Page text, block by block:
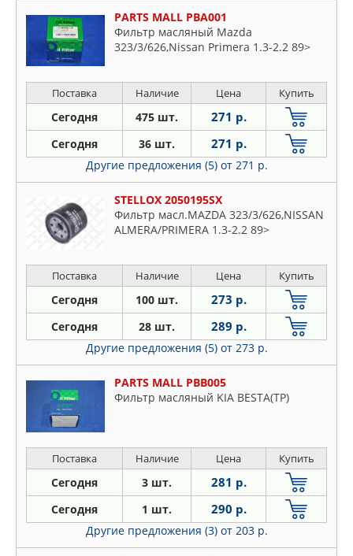
PARTS MALL PBA001
Фильтр масляный Mazda
323/3/626,Nissan Primera 1.3-2.2 89>
Поставка Наличие Цена Купить
Сегодня 475 шт. 271 р.
Сегодня 36 шт. 271 р.
Другие предложения (5) от 271 р.
STELLOX 2050195SX
Фильтр масл.MAZDA 323/3/626,NISSAN
ALMERA/PRIMERA 1.3-2.2 89>
Поставка Наличие Цена Купить
Сегодня 100 шт. 273 р.
Сегодня 28 шт. 289 р.
Другие предложения (5) от 273 р.
PARTS MALL PBB005
Фильтр масляный KIA BESTA(TP)
Поставка Наличие Цена Купить
Сегодня 3 шт. 281 р.
Сегодня 1 шт. 290 р.
Другие предложения (3) от 203 р.